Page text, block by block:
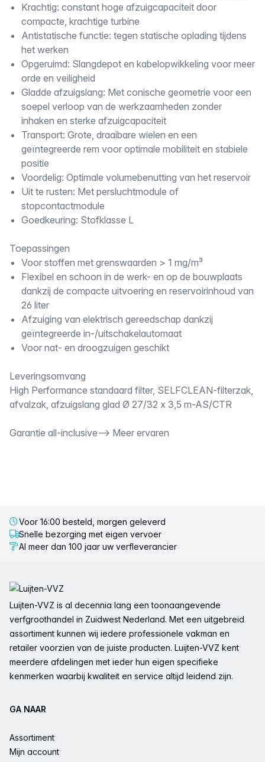
Krachtig: constant hoge afzuigcapaciteit door
compacte, krachtige turbine
Antistatische functie: tegen statische oplading tijdens
het werken
Opgeruimd: Slangdepot en kabelopwikkeling voor meer
orde en veiligheid
Gladde afzuigslang: Met conische geometrie voor een
soepel verloop van de werkzaamheden zonder
inhaken en sterke afzuigcapaciteit
Transport: Grote, draaibare wielen en een
geïntegreerde rem voor optimale mobiliteit en stabiele
positie
Voordelig: Optimale volumebenutting van het reservoir
Uit te rusten: Met persluchtmodule of
stopcontactmodule
Goedkeuring: Stofklasse L
Toepassingen
Voor stoffen met grenswaarden > 1 mg/m³
Flexibel en schoon in de werk- en op de bouwplaats
dankzij de compacte uitvoering en reservoirinhoud van
26 liter
Afzuiging van elektrisch gereedschap dankzij
geïntegreerde in-/uitschakelautomaat
Voor nat- en droogzuigen geschikt
Leveringsomvang
High Performance standaard filter, SELFCLEAN-filterzak,
afvalzak, afzuigslang glad Ø 27/32 x 3,5 m-AS/CTR
Garantie all-inclusive--> Meer ervaren
Voor 16:00 besteld, morgen geleverd
Snelle bezorging met eigen vervoer
Al meer dan 100 jaar uw verfleverancier
Luijten-VVZ is al decennia lang een toonaangevende
verfgroothandel in Zuidwest Nederland. Met een uitgebreid
assortiment kunnen wij iedere professionele vakman en
retailer voorzien van de juiste producten. Luijten-VVZ kent
meerdere afdelingen met ieder hun eigen specifieke
kenmerken waarbij kwaliteit en service altijd leidend zijn.
GA NAAR
Assortiment
Mijn account